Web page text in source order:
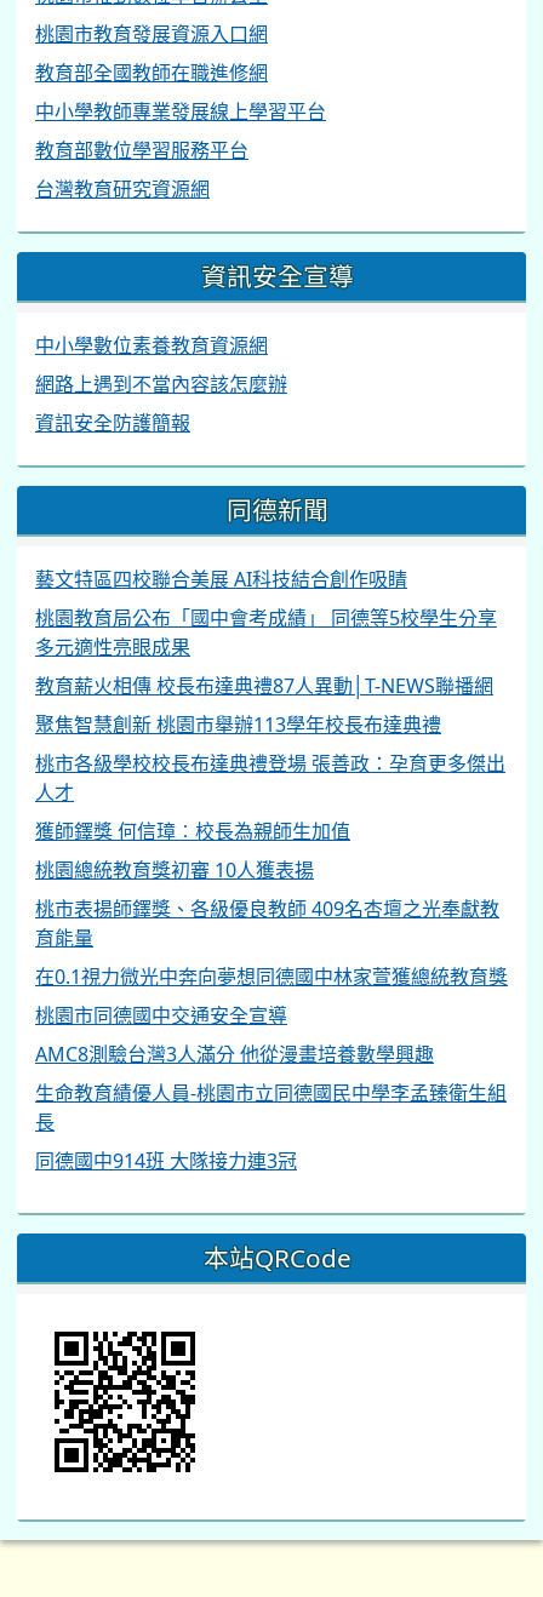
桃園市教育發展資源入口網
教育部全國教師在職進修網
中小學教師專業發展線上學習平台
教育部數位學習服務平台
台灣教育研究資源網
資訊安全宣導
中小學數位素養教育資源網
網路上遇到不當內容該怎麼辦
資訊安全防護簡報
同德新聞
藝文特區四校聯合美展 AI科技結合創作吸睛
桃園教育局公布「國中會考成績」 同德等5校學生分享
多元適性亮眼成果
教育薪火相傳 校長布達典禮87人異動│T-NEWS聯播網
聚焦智慧創新 桃園市舉辦113學年校長布達典禮
桃市各級學校校長布達典禮登場 張善政：孕育更多傑出
人才
獲師鐸獎 何信璋︰校長為親師生加值
桃園總統教育獎初審 10人獲表揚
桃市表揚師鐸獎、各級優良教師 409名杏壇之光奉獻教
育能量
在0.1視力微光中奔向夢想同德國中林家萱獲總統教育獎
桃園市同德國中交通安全宣導
AMC8測驗台灣3人滿分 他從漫畫培養數學興趣
生命教育績優人員-桃園市立同德國民中學李孟臻衛生組
長
同德國中914班 大隊接力連3冠
本站QRCode